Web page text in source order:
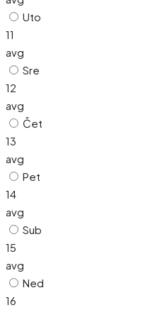
Uto
11
avg
Sre
12
avg
Čet
13
avg
Pet
14
avg
Sub
15
avg
Ned
16